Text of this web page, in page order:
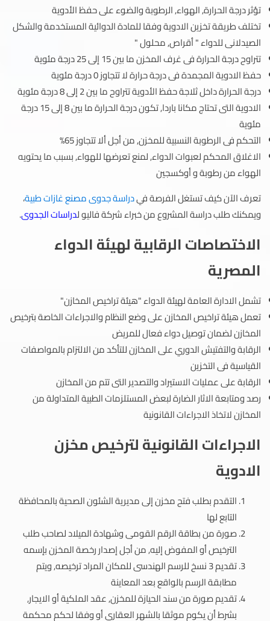
تؤثر درجة الحرارة, الهواء, الرطوبة والضوء على حفظ الأدوية
تختلف طريقة تخزين الادوية وفقا للمادة الدوائية المستخدمة والشكل
الصيدلانى للدواء " أقراص, محلول "
تتراوح درجة الحرارة فى غرف المخزن ما بين 15 إلى 25 درجة مئوية
حفظ الادوية المجمدة فى درجة حرارة لا تتجاوز 0 درجة مئوية
درجة الحرارة داخل ثلاجة حفظ الأدوية تتراوح ما بين 2 إلى 8 درجة مئوية
الادوية التى تحتاج مكانا باردا, تكون درجة الحرارة ما بين 8 إلى 15 درجة
مئوية
التحكم فى الرطوبة النسبية للمخزن, من أجل ألا تتجاوز 65%
الاغلاق المحكم لعبوات الدواء, لمنع تعرضها للهواء, بسبب ما يحتويه
الهواء من رطوبة و أوكسجين
تعرف الآن كيف تستغل الفرصة فيدراسة جدوى مصنع غازات طبية،
ويمكنك طلب دراسة المشروع من خبراء شركة فاليو لدراسات الجدوى.
الاختصاصات الرقابية لهيئة الدواء
المصرية
تشمل الادارة العامة لهيئة الدواء "هيئة تراخيص المخازن"
تعمل هيئة تراخيص المخازن على وضع النظام والاجراءات الخاصة بترخيص
المخازن لضمان توصيل دواء فعال للمريض
الرقابة والتفتيش الدوري على المخازن للتأكد من الالتزام بالمواصفات
القياسية فى التخزين
الرقابة على عمليات الاستيراد والتصدير التى تتم من المخازن
رصد ومتابعة الاثار الضارة لبعض المستلزمات الطبية المتداولة من
المخازن لاتخاذ الاجراءات القانونية
الاجراءات القانونية لترخيص مخزن
الادوية
التقدم بطلب فتح مخزن إلى مديرية الشئون الصحية بالمحافظة
التابع لها
صورة من بطاقة الرقم القومى وشهادة الميلاد لصاحب طلب
الترخيص أو المفوض إليه, من أجل إصدار رخصة المخزن بإسمه
تقديم 3 نسخ للرسم الهندسى للمكان المراد ترخيصه, ويتم
مطابقة الرسم بالواقع بعد المعاينة
تقديم صورة من سند الحيازة للمخزن, عقد الملكية أو الايجار,
بشرط أن يكوم موثقا بالشهر العقاري أو وفقا لحكم محكمة